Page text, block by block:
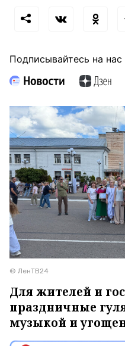
Подписывайтесь на нас
© ЛенТВ24
Для жителей и
праздничные
музыкой и